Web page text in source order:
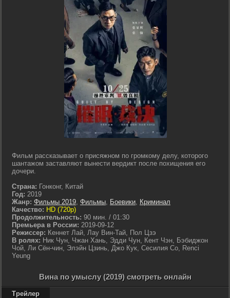
Фильм рассказывает о присяжном по громкому делу, которого
шантажом заставляют вынести вердикт после похищения его
дочери.
Страна: Гонконг, Китай
Год: 2019
Жанр: Фильмы 2019, Фильмы, Боевики, Криминал
Качество: HD (720p)
Продолжительность: 90 мин. / 01:30
Премьера в России: 2019-09-12
Режиссер: Кеннет Лай, Лау Вин-Тай, Пол Цзэ
В ролях: Ник Чун, Чжан Хань, Эдди Чун, Кент Чэн, Бэбиджон
Чой, Ли Сён-чин, Элэйн Цзинь, Джо Кук, Сесилия Со, Renci
Yeung
Вина по умыслу (2019) смотреть онлайн
Трейлер